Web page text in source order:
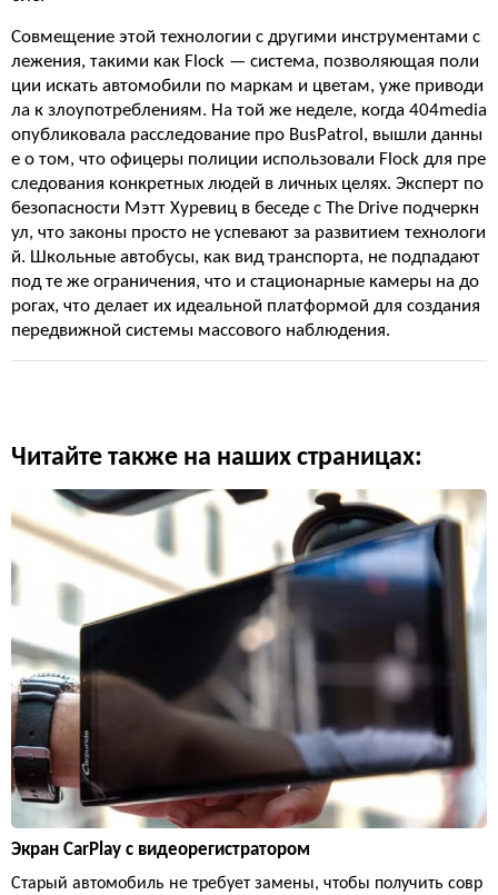
Совмещение этой технологии с другими инструментами с
лежения, такими как Flock — система, позволяющая поли
ции искать автомобили по маркам и цветам, уже приводи
ла к злоупотреблениям. На той же неделе, когда 404media
опубликовала расследование про BusPatrol, вышли данны
е о том, что офицеры полиции использовали Flock для пре
следования конкретных людей в личных целях. Эксперт по
безопасности Мэтт Хуревиц в беседе с The Drive подчеркн
ул, что законы просто не успевают за развитием технологи
й. Школьные автобусы, как вид транспорта, не подпадают
под те же ограничения, что и стационарные камеры на до
рогах, что делает их идеальной платформой для создания
передвижной системы массового наблюдения.
Читайте также на наших страницах:
Экран CarPlay с видеорегистратором
Старый автомобиль не требует замены, чтобы получить совр